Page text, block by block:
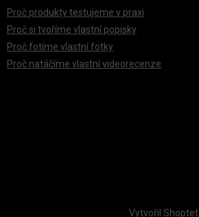
Proč produkty testujeme v praxi
Proč si tvoříme vlastní popisky
Proč fotíme vlastní fotky
Proč natáčíme vlastní videorecenze
Vytvořil Shoptet